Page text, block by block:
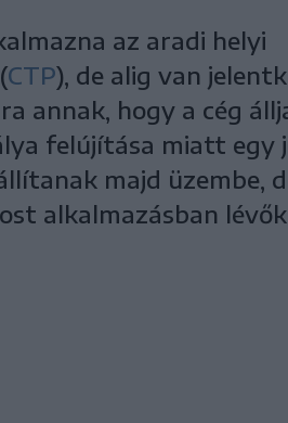
az aradi helyi
CTP), de alig van
annak, hogy a cég
felújítása miatt egy
majd üzembe,
alkalmazásban